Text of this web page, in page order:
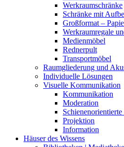
Werkraumschränke
Schränke mit
Großformat –
Werkraumregale
Medienmöbel
Rednerpult
Transportmöbel
Raumgliederung und
Individuelle Lösungen
Visuelle Kommunikation
Kommunikation
Moderation
Schienenorientierte
Projektion
Information
Häuser des Wissens